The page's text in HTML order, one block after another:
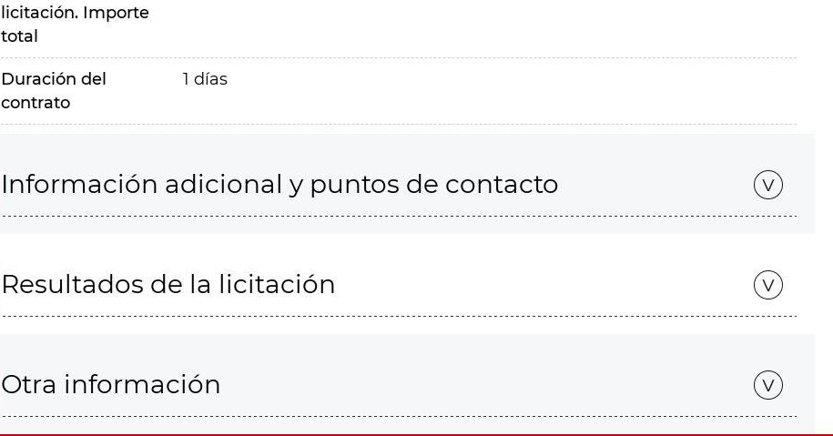
licitación. Importe
total
Duración del
contrato
1 días
Información adicional y puntos de contacto
Resultados de la licitación
Otra información